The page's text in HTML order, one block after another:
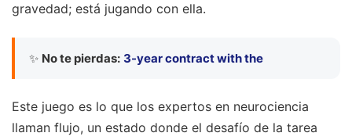
gravedad; está jugando con ella.
✨ No te pierdas: 3-year contract with the
Este juego es lo que los expertos en neurociencia
llaman flujo, un estado donde el desafío de la tarea